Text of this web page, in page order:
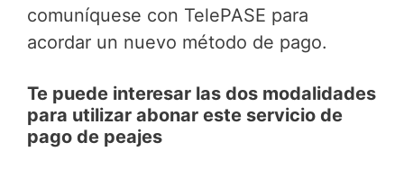
comuníquese con TelePASE para
acordar un nuevo método de pago.
Te puede interesar las dos modalidades
para utilizar abonar este servicio de
pago de peajes